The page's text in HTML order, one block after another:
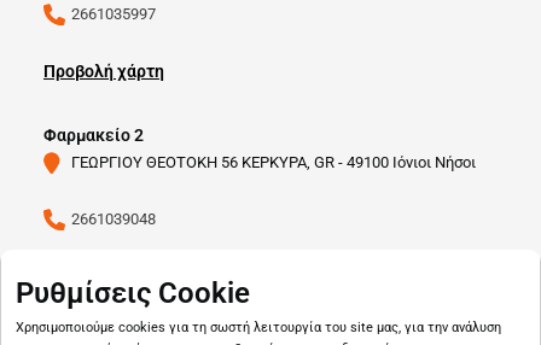
2661035997
Προβολή χάρτη
Φαρμακείο 2
ΓΕΩΡΓΙΟΥ ΘΕΟΤΟΚΗ 56 ΚΕΡΚΥΡΑ, GR - 49100 Ιόνιοι Νήσοι
2661039048
Προβολή χάρτη
Ρυθμίσεις Cookie
Χρησιμοποιούμε cookies για τη σωστή λειτουργία του site μας, για την ανάλυση